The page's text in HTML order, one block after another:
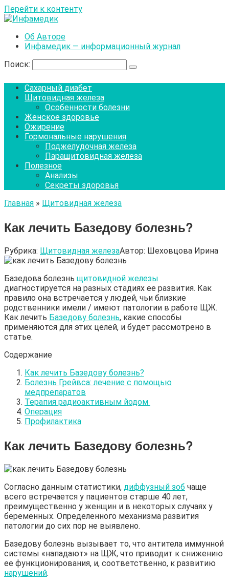
Перейти к контенту
Об Авторе
Инфамедик — информационный журнал
Поиск:
Сахарный диабет
Щитовидная железа
Особенности болезни
Женское здоровье
Ожирение
Гормональные нарушения
Поджелудочная железа
Паращитовидная железа
Полезное
Анализы
Секреты здоровья
Главная » Щитовидная железа
Как лечить Базедову болезнь?
Рубрика: Щитовидная железаАвтор: Шеховцова Ирина
Базедова болезнь щитовидной железы
диагностируется на разных стадиях ее развития. Как
правило она встречается у людей, чьи близкие
родственники имели / имеют патологии в работе ЩЖ.
Как лечить Базедову болезнь, какие способы
применяются для этих целей, и будет рассмотрено в
статье.
Содержание
Как лечить Базедову болезнь?
Болезнь Грейвса: лечение с помощью
медпрепаратов
Терапия радиоактивным йодом
Операция
Профилактика
Как лечить Базедову болезнь?
Согласно данным статистики, диффузный зоб чаще
всего встречается у пациентов старше 40 лет,
преимущественно у женщин и в некоторых случаях у
беременных. Определенного механизма развития
патологии до сих пор не выявлено.
Базедову болезнь вызывает то, что антитела иммунной
системы «нападают» на ЩЖ, что приводит к снижению
ее функционирования, и, соответственно, к развитию
нарушений.